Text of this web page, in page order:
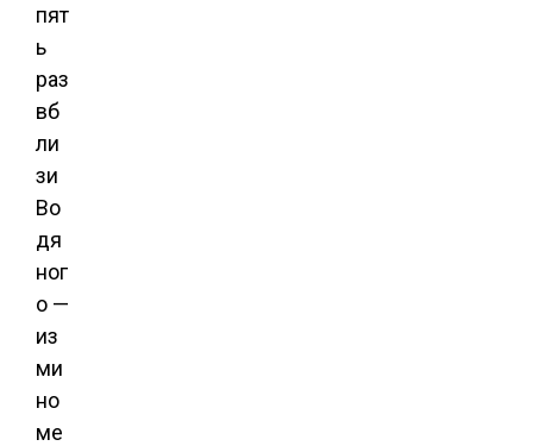
пят
ь
раз
вб
ли
зи
Во
дя
ног
о —
из
ми
но
ме